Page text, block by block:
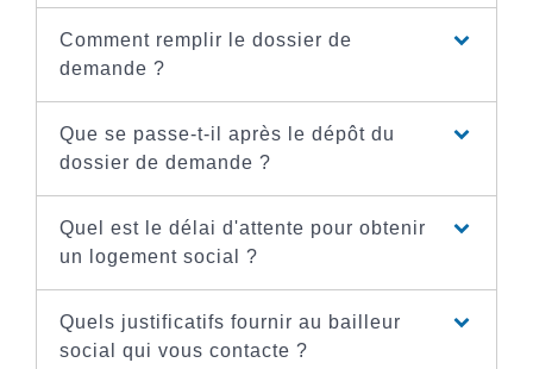
Comment remplir le dossier de
demande ?
Que se passe-t-il après le dépôt du
dossier de demande ?
Quel est le délai d'attente pour obtenir
un logement social ?
Quels justificatifs fournir au bailleur
social qui vous contacte ?